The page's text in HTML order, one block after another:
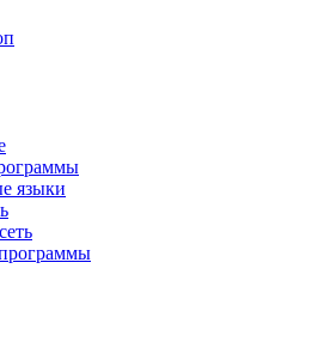
языки